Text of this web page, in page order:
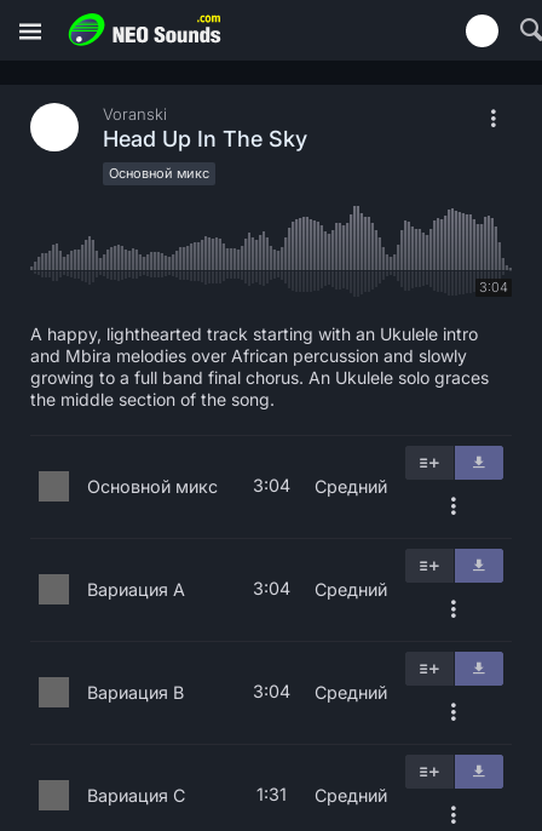
Voranski
Head Up In The Sky
Основной микс
3:04
A happy, lighthearted track starting with an Ukulele intro
and Mbira melodies over African percussion and slowly
growing to a full band final chorus. An Ukulele solo graces
the middle section of the song.
Основной микс 3:04 Средний
Вариация A 3:04 Средний
Вариация B 3:04 Средний
Вариация C 1:31 Средний